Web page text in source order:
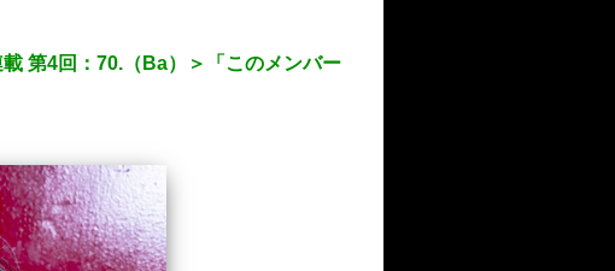
第4回：70.（Ba）＞「このメンバー